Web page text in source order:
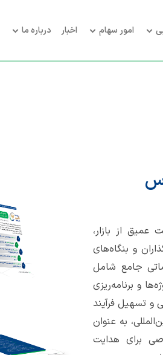
امور سهام اخبار درباره ما
از بازار،
و بنگاه‌های
جامع شامل
و برنامه‌ریزی
و تسهیل فرآیند
به عنوان
برای هدایت